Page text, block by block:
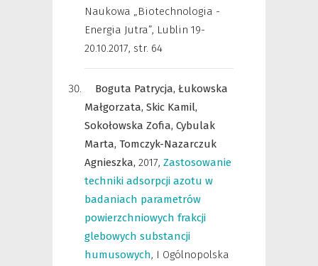
Naukowa „Biotechnologia -
Energia Jutra”, Lublin 19-
20.10.2017, str. 64
Boguta Patrycja, Łukowska
Małgorzata, Skic Kamil,
Sokołowska Zofia, Cybulak
Marta, Tomczyk-Nazarczuk
Agnieszka, 2017, Zastosowanie
techniki adsorpcji azotu w
badaniach parametrów
powierzchniowych frakcji
glebowych substancji
humusowych, I Ogólnopolska